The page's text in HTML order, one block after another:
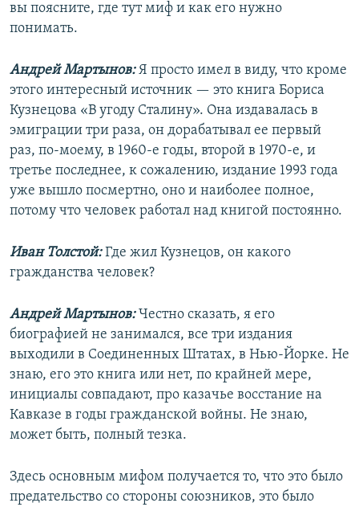
вы поясните, где тут миф и как его нужно
понимать.
Андрей Мартынов:Я просто имел в виду, что кроме
этого интересный источник — это книга Бориса
Кузнецова «В угоду Сталину». Она издавалась в
эмиграции три раза, он дорабатывал ее первый
раз, по-моему, в 1960-е годы, второй в 1970-е, и
третье последнее, к сожалению, издание 1993 года
уже вышло посмертно, оно и наиболее полное,
потому что человек работал над книгой постоянно.
Иван Толстой:Где жил Кузнецов, он какого
гражданства человек?
Андрей Мартынов: Честно сказать, я его
биографией не занимался, все три издания
выходили в Соединенных Штатах, в Нью-Йорке. Не
знаю, его это книга или нет, по крайней мере,
инициалы совпадают, про казачье восстание на
Кавказе в годы гражданской войны. Не знаю,
может быть, полный тезка.
Здесь основным мифом получается то, что это было
предательство со стороны союзников, это было